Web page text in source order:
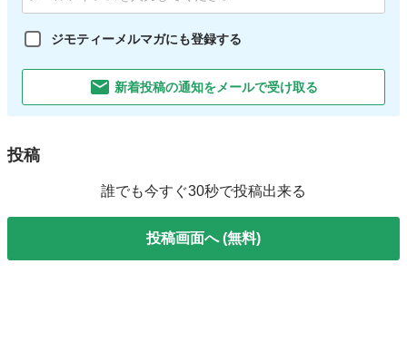
ジモティーメルマガにも登録する
新着投稿の通知をメールで受け取る
投稿
誰でも今すぐ30秒で投稿出来る
投稿画面へ (無料)